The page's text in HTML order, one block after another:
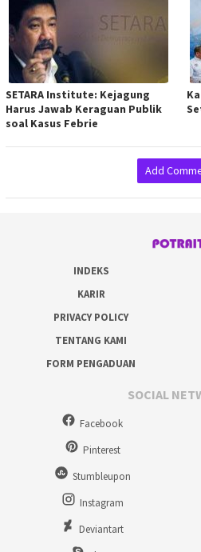
SETARA Institute: Kejagung
Harus Jawab Keraguan Publik
soal Kasus Febrie
Add
INDEKS
KARIR
PRIVACY POLICY
TENTANG KAMI
FORM PENGADUAN
SOCIAL
Facebook
Pinterest
Stumbleupon
Instagram
Deviantart